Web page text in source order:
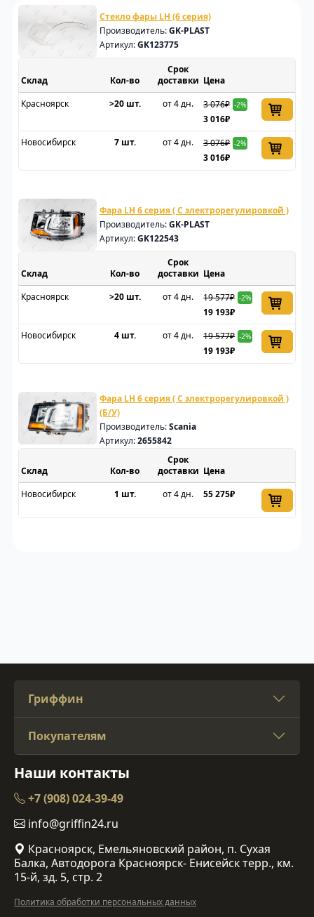
Стекло фары LH (6 серия)
Производитель:GK-PLAST
Артикул:GK123775
Склад
Срок
доставки Цена
Красноярск
>20 шт. от 4 дн. 3 076₽ -2%
3 016₽
Новосибирск
7 шт. от 4 дн. 3 076₽ -2%
3 016₽
Фара LH 6 серия ( С электрорегулировкой )
Производитель:GK-PLAST
Артикул:GK122543
Склад
Срок
доставки Цена
Красноярск
>20 шт. от 4 дн. 19 577₽ -2%
19 193₽
Новосибирск
4 шт. от 4 дн. 19 577₽ -2%
19 193₽
Фара LH 6 серия ( С электрорегулировкой )
(Б/У)
Производитель:Scania
Артикул:2655842
Склад
Срок
доставки Цена
Новосибирск
1 шт. от 4 дн. 55 275₽
Гриффин
Покупателям
Наши контакты
+7 (908) 024-39-49
info@griffin24.ru
Красноярск, Емельяновский район, п. Сухая
Балка, Автодорога Красноярск- Енисейск терр., км.
15-й, зд. 5, стр. 2
Политика обработки персональных данных